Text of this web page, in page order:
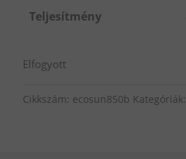
Teljesítmény
Elfogyott
Cikkszám: ecosun850b Kategóriák: